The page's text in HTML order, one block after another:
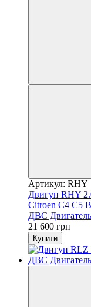
Артикул: RHY
Двигун RHY
Citroen C4 C5
ДВС Двигатель
21 600 грн
Купити